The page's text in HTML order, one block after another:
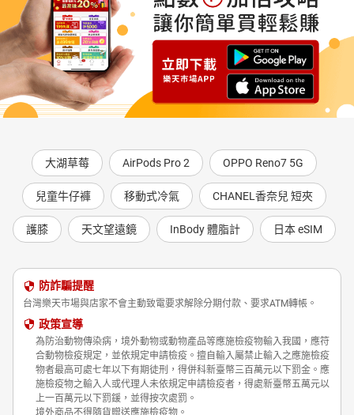
大湖草莓 AirPods Pro 2 OPPO Reno7 5G
兒童牛仔褲 移動式冷氣 CHANEL香奈兒 短夾
護膝 天文望遠鏡 InBody 體脂計 日本 eSIM
防詐騙提醒
台灣樂天市場與店家不會主動致電要求解除分期付款、要求ATM轉帳。
政策宣導
為防治動物傳染病，境外動物或動物產品等應施檢疫物輸入我國，應符
合動物檢疫規定，並依規定申請檢疫。擅自輸入屬禁止輸入之應施檢疫
物者最高可處七年以下有期徒刑，得併科新臺幣三百萬元以下罰金。應
施檢疫物之輸入人或代理人未依規定申請檢疫者，得處新臺幣五萬元以
上一百萬元以下罰鍰，並得按次處罰。
境外商品不得隨貨贈送應施檢疫物。